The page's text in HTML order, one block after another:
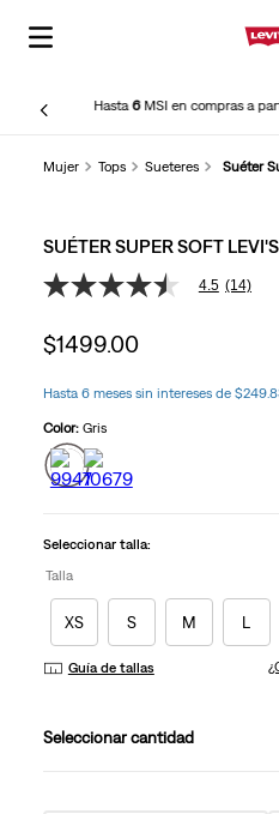
Hasta6MSI en compras a
Mujer Tops Sueteres Suéter
SUÉTER SUPER SOFT
4.5
5
estrellas,
medio
valoración.
Read
14
Reviews.
la
página.
4.5 (14)
$1499.00
Hasta 6 meses sin intereses de
Color: Gris
Seleccionar talla:
Talla
XS S M L
Guía de tallas
cantidad